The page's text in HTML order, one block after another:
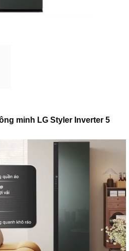
minh LG Styler Inverter 5